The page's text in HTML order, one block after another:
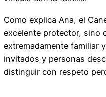
Como explica Ana, el
excelente protector, sino
extremadamente familiar
invitados y personas
distinguir con respeto